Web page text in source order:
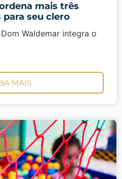
mais três
seu clero
Waldemar integra o
MAIS